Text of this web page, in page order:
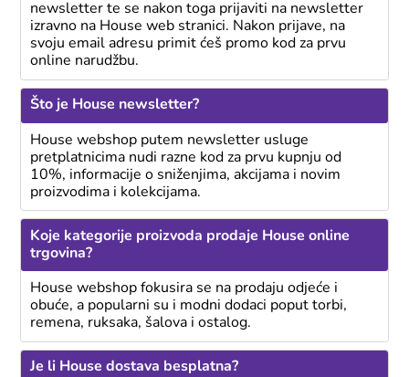
newsletter te se nakon toga prijaviti na newsletter
izravno na House web stranici. Nakon prijave, na
svoju email adresu primit ćeš promo kod za prvu
online narudžbu.
Što je House newsletter?
House webshop putem newsletter usluge
pretplatnicima nudi razne kod za prvu kupnju od
10%, informacije o sniženjima, akcijama i novim
proizvodima i kolekcijama.
Koje kategorije proizvoda prodaje House online
trgovina?
House webshop fokusira se na prodaju odjeće i
obuće, a popularni su i modni dodaci poput torbi,
remena, ruksaka, šalova i ostalog.
Je li House dostava besplatna?